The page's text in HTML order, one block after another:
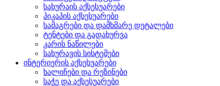
სახურაის აქსესუარები
პიკაპის აქსესუარები
სამაგრები და დამხმარე დეტალები
ტენტები და გადახურვა
კარის ნაწილები
სახურავის სისტემები
ინტერიერის აქსესუარები
ხალიჩები და რეზინები
საჭე და აქსესუარები